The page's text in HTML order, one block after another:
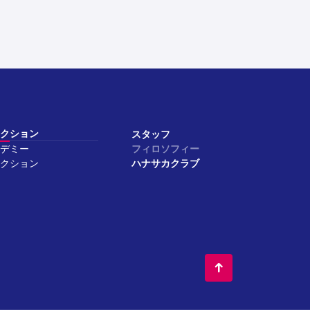
ション
ミー
ション
スタッフ
フィロソフィー
ハナサカクラブ